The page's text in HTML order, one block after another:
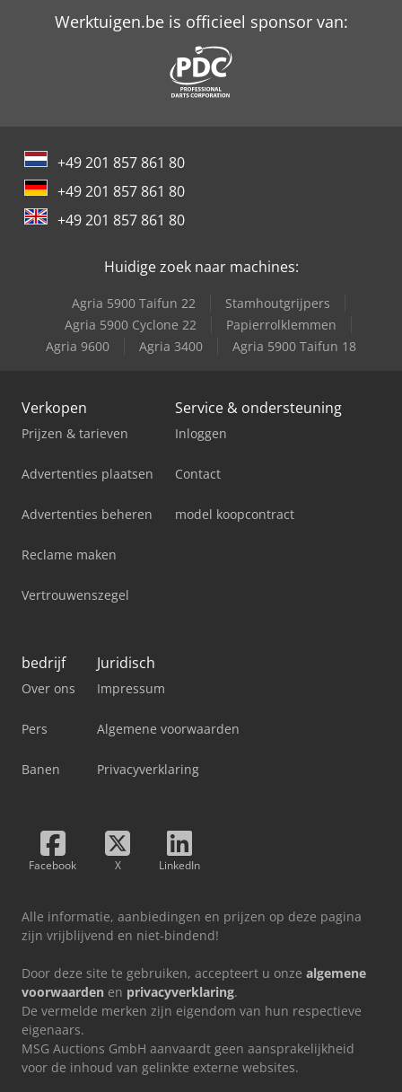
Werktuigen.be is officieel sponsor van:
+49 201 857 861 80
+49 201 857 861 80
+49 201 857 861 80
Huidige zoek naar machines:
Agria 5900 Taifun 22
Stamhoutgrijpers
Agria 5900 Cyclone 22
Papierrolklemmen
Agria 9600
Agria 3400 Agria 5900 Taifun 18
Verkopen
Prijzen & tarieven
Advertenties plaatsen
Advertenties beheren
Reclame maken
Vertrouwenszegel
Service & ondersteuning
Inloggen
Contact
model koopcontract
bedrijf
Over ons
Pers
Banen
Juridisch
Impressum
Algemene voorwaarden
Privacyverklaring
Facebook X LinkedIn
Alle informatie, aanbiedingen en prijzen op deze pagina
zijn vrijblijvend en niet-bindend!
Door deze site te gebruiken, accepteert u onze algemene
voorwaarden en privacyverklaring.
De vermelde merken zijn eigendom van hun respectieve
eigenaars.
MSG Auctions GmbH aanvaardt geen aansprakelijkheid
voor de inhoud van gelinkte externe websites.